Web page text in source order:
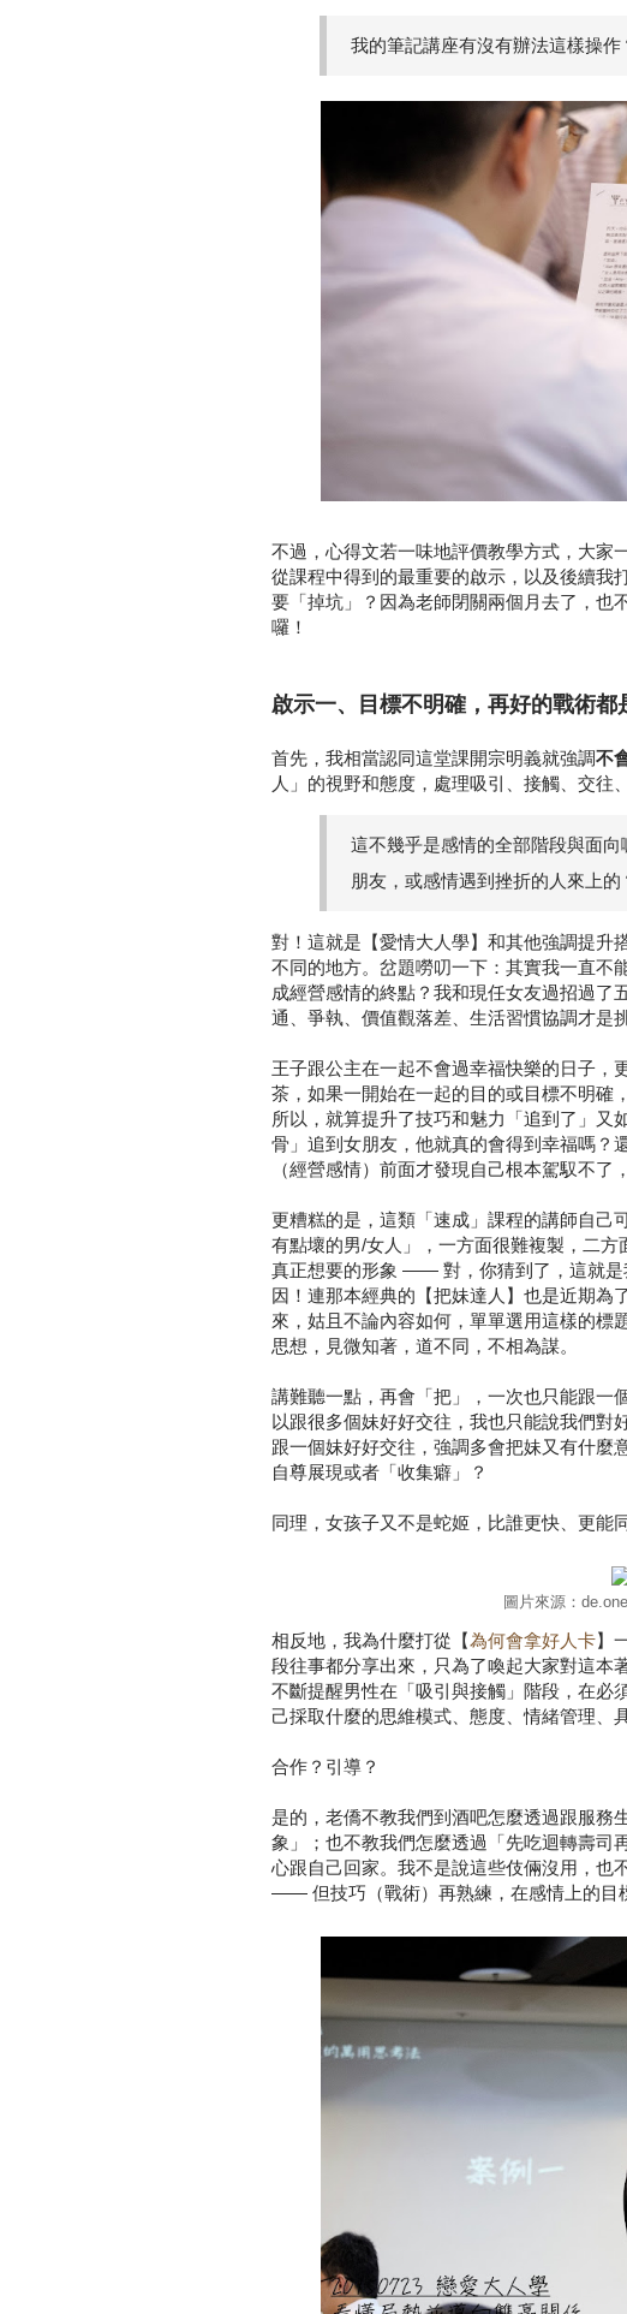
我的筆記講座有沒有辦法這樣操作
不過，心得文若一味地評價教學方式，大家
從課程中得到的最重要的啟示，以及後續我
要「掉坑」？因為老師閉關兩個月去了，也
囉！
啟示一、目標不明確，再好的戰術都
首先，我相當認同這堂課開宗明義就強調不
人」的視野和態度，處理吸引、接觸、交往
這不幾乎是感情的全部階段與面
朋友，或感情遇到挫折的人來上的
對！這就是【愛情大人學】和其他強調提升
不同的地方。岔題嘮叨一下：其實我一直不
成經營感情的終點？我和現任女友過招過了
通、爭執、價值觀落差、生活習慣協調才是
王子跟公主在一起不會過幸福快樂的日子，
茶，如果一開始在一起的目的或目標不明確
所以，就算提升了技巧和魅力「追到了」又
骨」追到女朋友，他就真的會得到幸福嗎？
（經營感情）前面才發現自己根本駕馭不了
更糟糕的是，這類「速成」課程的講師自己
有點壞的男/女人」，一方面很難複製，二
真正想要的形象 —— 對，你猜到了，這就
因！連那本經典的【把妹達人】也是近期為
來，姑且不論內容如何，單單選用這樣的
思想，見微知著，道不同，不相為謀。
講難聽一點，再會「把」，一次也只能跟一
以跟很多個妹好好交往，我也只能說我們對
跟一個妹好好交往，強調多會把妹又有什麼
自尊展現或者「收集癖」？
同理，女孩子又不是蛇姬，比誰更快、更能
圖片來源：
相反地，我為什麼打從【為何會拿好人卡】
段往事都分享出來，只為了喚起大家對這本
不斷提醒男性在「吸引與接觸」階段，在必
己採取什麼的思維模式、態度、情緒管理、
合作？引導？
是的，老僑不教我們到酒吧怎麼透過跟服務
象」；也不教我們怎麼透過「先吃迴轉壽司
心跟自己回家。我不是說這些伎倆沒用，也
—— 但技巧（戰術）再熟練，在感情上的目